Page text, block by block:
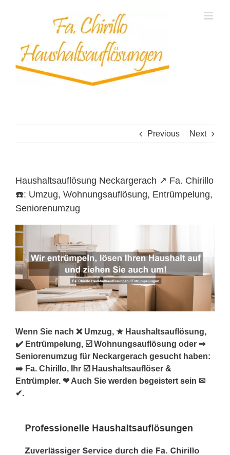
Previous Next
Haushaltsauflösung Neckargerach ↗️ Fa. Chirillo
☎️: Umzug, Wohnungsauflösung, Entrümpelung,
Seniorenumzug
Wenn Sie nach ❌ Umzug, ★ Haushaltsauflösung,
✔️ Entrümpelung, ☑️ Wohnungsauflösung oder ⇒
Seniorenumzug für Neckargerach gesucht haben:
➡️ Fa. Chirillo, Ihr ☑️ Haushaltsauflöser &
Entrümpler. ❤ Auch Sie werden begeistert sein ✉
✔.